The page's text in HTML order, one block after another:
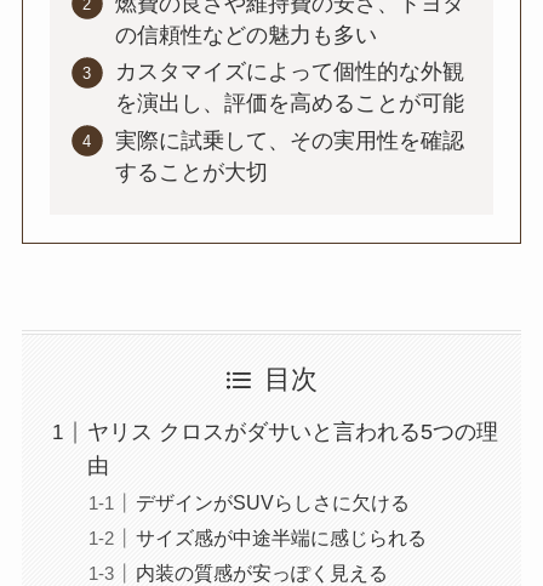
の信頼性などの魅力も多い
カスタマイズによって個性的な外観
を演出し、評価を高めることが可能
実際に試乗して、その実用性を確認
することが大切
目次
ヤリス クロスがダサいと言われる5つの理
由
デザインがSUVらしさに欠ける
サイズ感が中途半端に感じられる
内装の質感が安っぽく見える